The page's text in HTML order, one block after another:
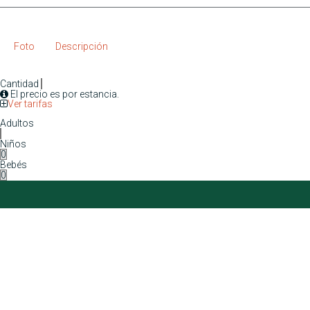
Foto Descripción
Cantidad
El precio es por estancia.
Ver tarifas
Adultos
Niños
Bebés